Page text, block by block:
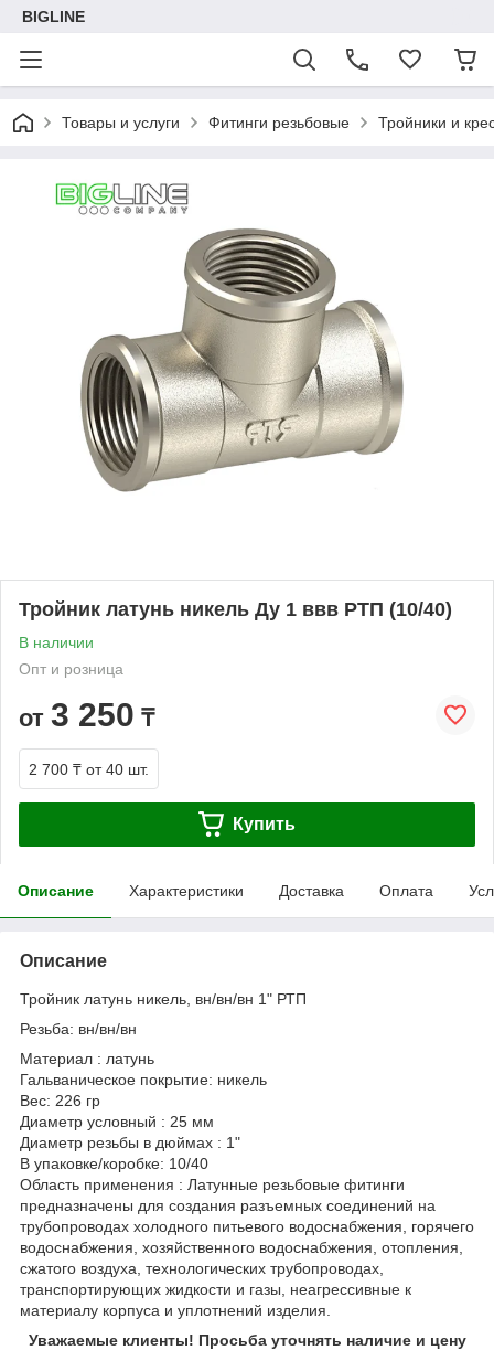
BIGLINE
Товары и услуги Фитинги резьбовые Тройники и
Тройник латунь никель Ду 1 ввв РТП (10/40)
В наличии
Опт и розница
от 3 250 ₸
2 700 ₸ от 40 шт.
Купить
Описание Характеристики Доставка Оплата
Описание
Тройник латунь никель, вн/вн/вн 1" РТП
Резьба: вн/вн/вн
Материал : латунь
Гальваническое покрытие: никель
Вес: 226 гр
Диаметр условный : 25 мм
Диаметр резьбы в дюймах : 1"
В упаковке/коробке: 10/40
Область применения : Латунные резьбовые фитинги
предназначены для создания разъемных соединений на
трубопроводах холодного питьевого водоснабжения, горячего
водоснабжения, хозяйственного водоснабжения, отопления,
сжатого воздуха, технологических трубопроводах,
транспортирующих жидкости и газы, неагрессивные к
материалу корпуса и уплотнений изделия.
Уважаемые клиенты! Просьба уточнять наличие и цену